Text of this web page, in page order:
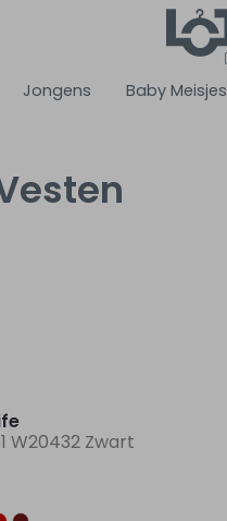
Jongens Baby Meisjes
W20432 Zwart